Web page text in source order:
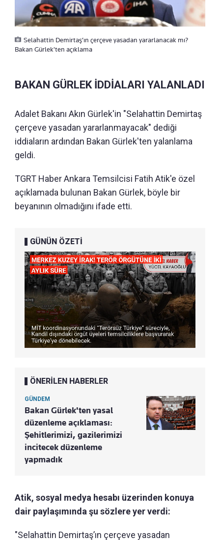
Selahattin Demirtaş’ın çerçeve yasadan yararlanacak mı?
Bakan Gürlek'ten açıklama
BAKAN GÜRLEK İDDİALARI YALANLADI
Adalet Bakanı Akın Gürlek'in "Selahattin Demirtaş
çerçeve yasadan yararlanmayacak" dediği
iddiaların ardından Bakan Gürlek'ten yalanlama
geldi.
TGRT Haber Ankara Temsilcisi Fatih Atik'e özel
açıklamada bulunan Bakan Gürlek, böyle bir
beyanının olmadığını ifade etti.
GÜNÜN ÖZETİ
ÖNERİLEN HABERLER
GÜNDEM
Bakan Gürlek'ten yasal
düzenleme açıklaması:
Şehitlerimizi, gazilerimizi
incitecek düzenleme
yapmadık
Atik, sosyal medya hesabı üzerinden konuya
dair paylaşımında şu sözlere yer verdi:
"Selahattin Demirtaş’ın çerçeve yasadan